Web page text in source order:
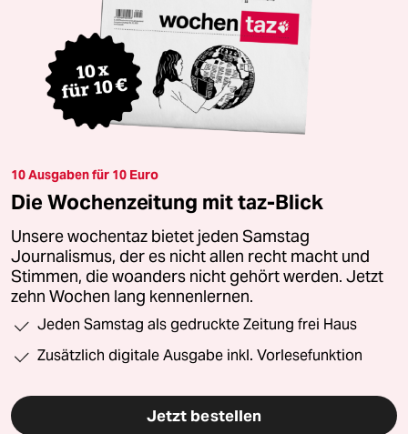
10 Ausgaben für 10 Euro
Die Wochenzeitung mit taz-Blick
Unsere wochentaz bietet jeden Samstag
Journalismus, der es nicht allen recht macht und
Stimmen, die woanders nicht gehört werden. Jetzt
zehn Wochen lang kennenlernen.
Jeden Samstag als gedruckte Zeitung frei Haus
Zusätzlich digitale Ausgabe inkl. Vorlesefunktion
Jetzt bestellen